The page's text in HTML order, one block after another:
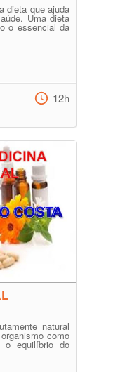
dieta que ajuda
Uma dieta
o essencial da
12h
natural
como
o equilíbrio do